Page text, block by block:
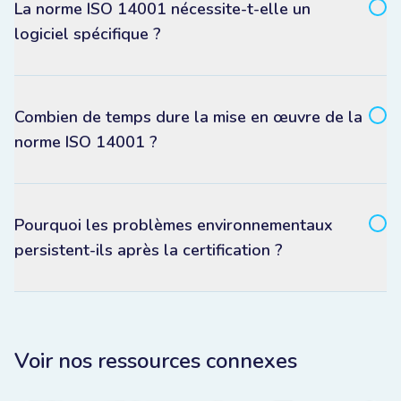
La norme ISO 14001 nécessite-t-elle un
logiciel spécifique ?
Combien de temps dure la mise en œuvre de la
norme ISO 14001 ?
Pourquoi les problèmes environnementaux
persistent-ils après la certification ?
Voir nos ressources connexes